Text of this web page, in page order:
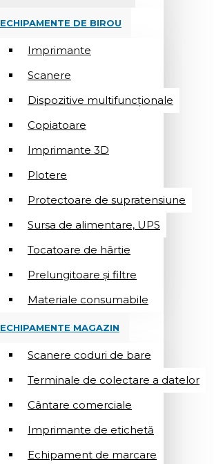
ECHIPAMENTE DE BIROU
Imprimante
Scanere
Dispozitive multifuncționale
Copiatoare
Imprimante 3D
Plotere
Protectoare de supratensiune
Sursa de alimentare, UPS
Tocatoare de hârtie
Prelungitoare și filtre
Materiale consumabile
ECHIPAMENTE MAGAZIN
Scanere coduri de bare
Terminale de colectare a datelor
Cântare comerciale
Imprimante de etichetă
Echipament de marcare